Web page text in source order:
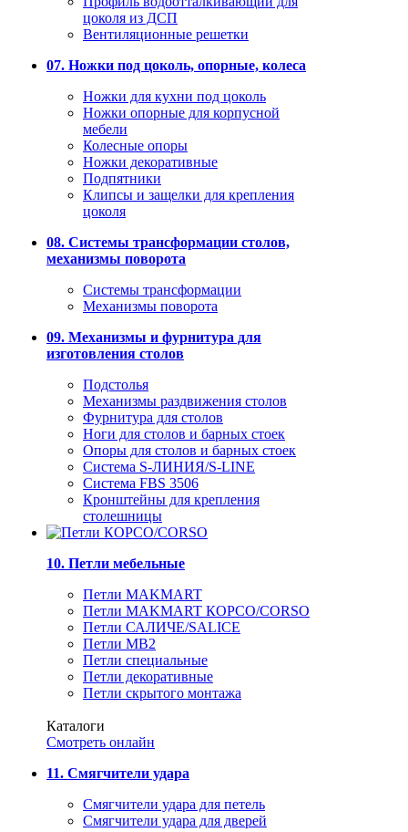
цоколя из ДСП
Вентиляционные решетки
07. Ножки под цоколь, опорные, колеса
Ножки для кухни под цоколь
Ножки опорные для корпусной
мебели
Колесные опоры
Ножки декоративные
Подпятники
Клипсы и защелки для крепления
цоколя
08. Системы трансформации столов,
механизмы поворота
Системы трансформации
Механизмы поворота
09. Механизмы и фурнитура для
изготовления столов
Подстолья
Механизмы раздвижения столов
Фурнитура для столов
Ноги для столов и барных стоек
Опоры для столов и барных стоек
Система S-ЛИНИЯ/S-LINE
Система FBS 3506
Кронштейны для крепления
столешницы
10. Петли мебельные
Петли MAKMART
Петли MAKMART КОРСО/CORSO
Петли САЛИЧЕ/SALICE
Петли MB2
Петли специальные
Петли декоративные
Петли скрытого монтажа
Каталоги
Смотреть онлайн
11. Смягчители удара
Смягчители удара для петель
Смягчители удара для дверей